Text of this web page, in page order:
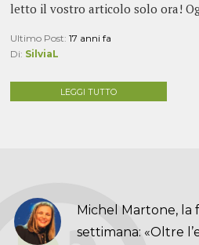
letto il vostro articolo solo ora!
Ultimo Post:17 anni fa
Di: SilviaL
LEGGI TUTTO
Michel Martone, la
settimana: «Oltre